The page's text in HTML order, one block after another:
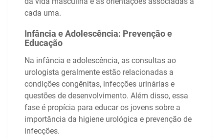
cada uma.
Infância e Adolescência: Prevenção e
Educação
Na infância e adolescência, as consultas ao
urologista geralmente estão relacionadas a
condições congênitas, infecções urinárias e
questões de desenvolvimento. Além disso, essa
fase é propícia para educar os jovens sobre a
importância da higiene urológica e prevenção de
infecções.